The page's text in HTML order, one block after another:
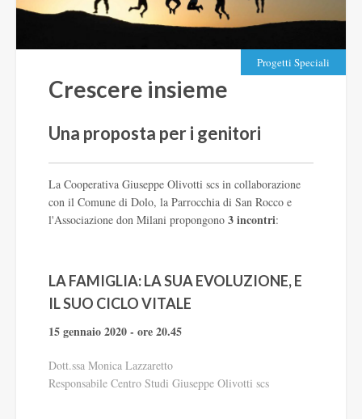
Progetti Speciali
Crescere insieme
Una proposta per i genitori
La Cooperativa Giuseppe Olivotti scs in collaborazione
con il Comune di Dolo, la Parrocchia di San Rocco e
l'Associazione don Milani propongono 3 incontri:
LA FAMIGLIA: LA SUA EVOLUZIONE, E
IL SUO CICLO VITALE
15 gennaio 2020 - ore 20.45
Dott.ssa Monica Lazzaretto
Responsabile Centro Studi Giuseppe Olivotti scs